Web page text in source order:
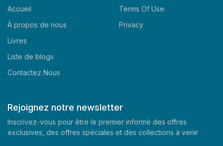
Accueil
À propos de nous
Livres
Liste de blogs
Contactez Nous
Terms Of Use
Privacy
Rejoignez notre newsletter
Inscrivez-vous pour être le premier informé des offres
exclusives, des offres spéciales et des collections à venir